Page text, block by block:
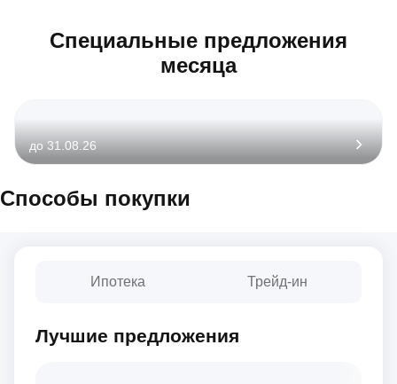
Специальные предложения
месяца
до 31.08.26
Способы покупки
Ипотека Трейд-ин
Лучшие предложения